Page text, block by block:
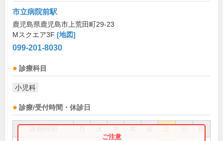
市立病院前駅
鹿児島県鹿児島市上荒田町29-23
Mスクエア3F [地図]
099-201-8030
診療科目
小児科
診療/受付時間・休診日
祝